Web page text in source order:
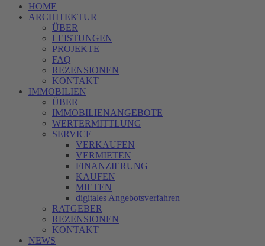
HOME
ARCHITEKTUR
ÜBER
LEISTUNGEN
PROJEKTE
FAQ
REZENSIONEN
KONTAKT
IMMOBILIEN
ÜBER
IMMOBILIENANGEBOTE
WERTERMITTLUNG
SERVICE
VERKAUFEN
VERMIETEN
FINANZIERUNG
KAUFEN
MIETEN
digitales Angebotsverfahren
RATGEBER
REZENSIONEN
KONTAKT
NEWS